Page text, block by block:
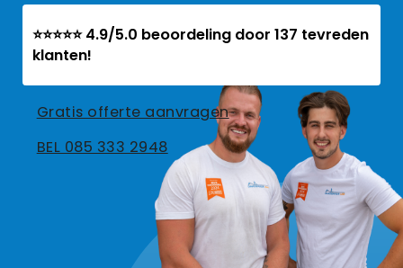
⭐⭐⭐⭐⭐ 4.9/5.0 beoordeling door 137 tevreden
klanten!
Gratis offerte aanvragen
BEL 085 333 2948